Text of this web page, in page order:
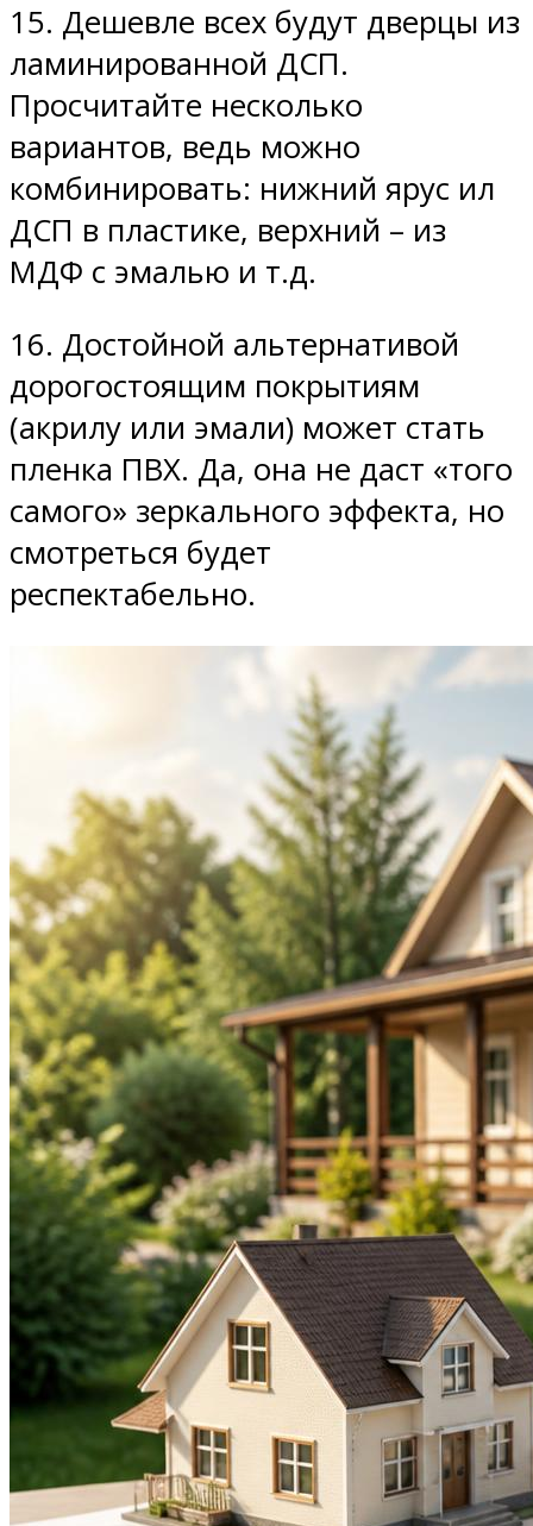
15. Дешевле всех будут дверцы из
ламинированной ДСП.
Просчитайте несколько
вариантов, ведь можно
комбинировать: нижний ярус ил
ДСП в пластике, верхний – из
МДФ с эмалью и т.д.
16. Достойной альтернативой
дорогостоящим покрытиям
(акрилу или эмали) может стать
пленка ПВХ. Да, она не даст «того
самого» зеркального эффекта, но
смотреться будет
респектабельно.